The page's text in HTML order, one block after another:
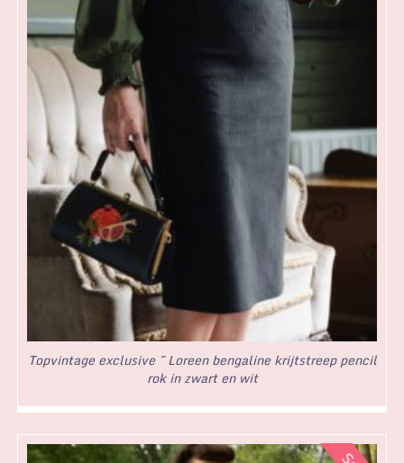
Topvintage exclusive ~ Loreen bengaline krijtstreep pencil
rok in zwart en wit